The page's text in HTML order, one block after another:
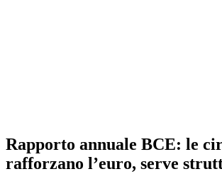
Rapporto annuale BCE: le
rafforzano l’euro, serve